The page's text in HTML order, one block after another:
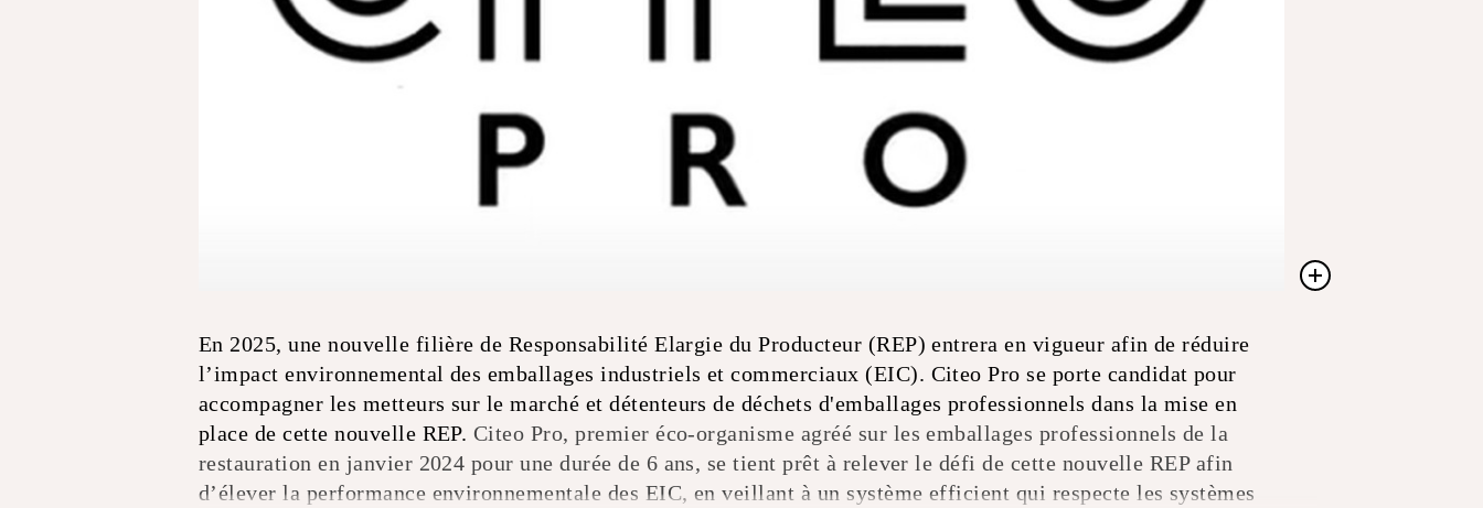
En 2025, une nouvelle filière de Responsabilité Elargie du Producteur (REP) entrera en vigueur afin de réduire
l’impact environnemental des emballages industriels et commerciaux (EIC). Citeo Pro se porte candidat pour
accompagner les metteurs sur le marché et détenteurs de déchets d'emballages professionnels dans la mise en
place de cette nouvelle REP. Citeo Pro, premier éco-organisme agréé sur les emballages professionnels de la
restauration en janvier 2024 pour une durée de 6 ans, se tient prêt à relever le défi de cette nouvelle REP afin
d’élever la performance environnementale des EIC, en veillant à un système efficient qui respecte les systèmes